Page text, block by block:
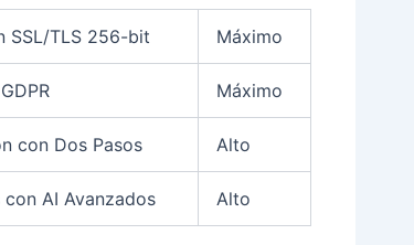
SSL/TLS 256-bit Máximo
Máximo
con Dos Pasos Alto
AI Avanzados Alto